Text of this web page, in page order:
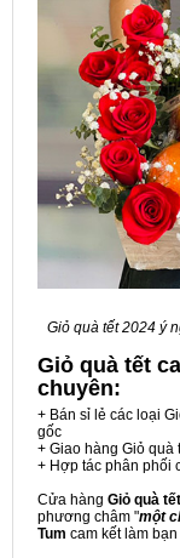
Giỏ quà tết 2024 ý
Giỏ quà tết
chuyên:
+ Bán sỉ lẻ các loại
gốc
+ Giao hàng Giỏ quà
+ Hợp tác phân phối
Cửa hàng Giỏ quà
phương châm "một
Tum cam kết làm